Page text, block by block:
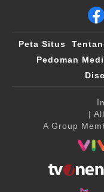
Peta Situs
Pedoman
|
A Group